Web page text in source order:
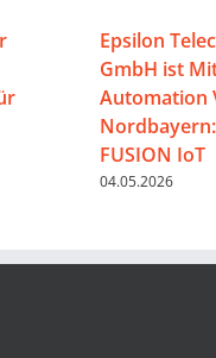
Epsilon
GmbH ist
Automation
FUSION IoT
04.05.2026